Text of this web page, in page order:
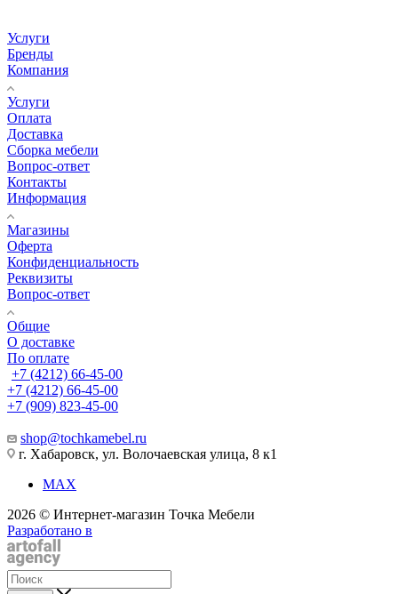
Услуги
Бренды
Компания
Услуги
Оплата
Доставка
Сборка мебели
Вопрос-ответ
Контакты
Информация
Магазины
Оферта
Конфиденциальность
Реквизиты
Вопрос-ответ
Общие
О доставке
По оплате
+7 (4212) 66-45-00
+7 (4212) 66-45-00
+7 (909) 823-45-00
shop@tochkamebel.ru
г. Хабаровск, ул. Волочаевская улица, 8 к1
MAX
2026 © Интернет-магазин Точка Мебели
Разработано в